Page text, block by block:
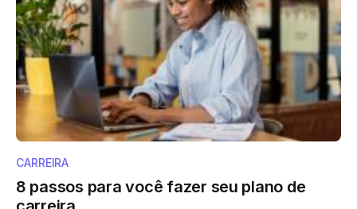
CARREIRA
8 passos para você fazer seu plano de